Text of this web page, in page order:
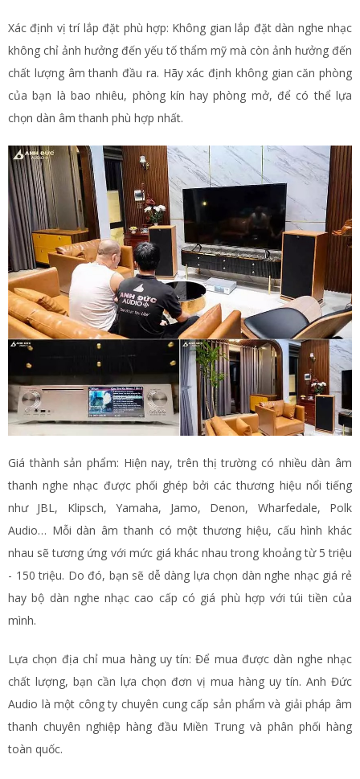
Xác định vị trí lắp đặt phù hợp: Không gian lắp đặt dàn nghe nhạc
không chỉ ảnh hưởng đến yếu tố thẩm mỹ mà còn ảnh hưởng đến
chất lượng âm thanh đầu ra. Hãy xác định không gian căn phòng
của bạn là bao nhiêu, phòng kín hay phòng mở, để có thể lựa
chọn dàn âm thanh phù hợp nhất.
Giá thành sản phẩm: Hiện nay, trên thị trường có nhiều dàn âm
thanh nghe nhạc được phối ghép bởi các thương hiệu nổi tiếng
như JBL, Klipsch, Yamaha, Jamo, Denon, Wharfedale, Polk
Audio… Mỗi dàn âm thanh có một thương hiệu, cấu hình khác
nhau sẽ tương ứng với mức giá khác nhau trong khoảng từ 5 triệu
- 150 triệu. Do đó, bạn sẽ dễ dàng lựa chọn dàn nghe nhạc giá rẻ
hay bộ dàn nghe nhạc cao cấp có giá phù hợp với túi tiền của
mình.
Lựa chọn địa chỉ mua hàng uy tín: Để mua được dàn nghe nhạc
chất lượng, bạn cần lựa chọn đơn vị mua hàng uy tín. Anh Đức
Audio là một công ty chuyên cung cấp sản phẩm và giải pháp âm
thanh chuyên nghiệp hàng đầu Miền Trung và phân phối hàng
toàn quốc.